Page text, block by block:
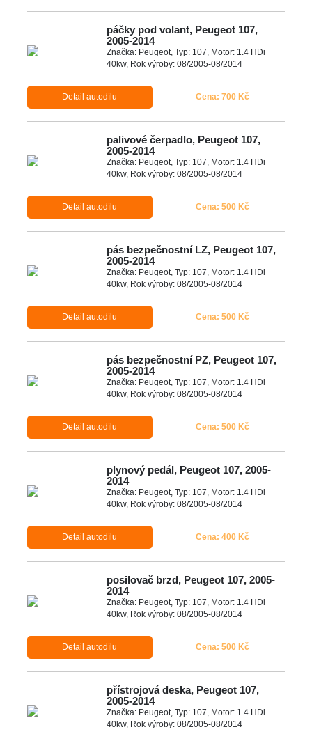
páčky pod volant, Peugeot 107,
2005-2014
Značka: Peugeot, Typ: 107, Motor: 1.4 HDi
40kw, Rok výroby: 08/2005-08/2014
Detail autodílu Cena: 700 Kč
palivové čerpadlo, Peugeot 107,
2005-2014
Značka: Peugeot, Typ: 107, Motor: 1.4 HDi
40kw, Rok výroby: 08/2005-08/2014
Detail autodílu Cena: 500 Kč
pás bezpečnostní LZ, Peugeot 107,
2005-2014
Značka: Peugeot, Typ: 107, Motor: 1.4 HDi
40kw, Rok výroby: 08/2005-08/2014
Detail autodílu Cena: 500 Kč
pás bezpečnostní PZ, Peugeot 107,
2005-2014
Značka: Peugeot, Typ: 107, Motor: 1.4 HDi
40kw, Rok výroby: 08/2005-08/2014
Detail autodílu Cena: 500 Kč
plynový pedál, Peugeot 107, 2005-
2014
Značka: Peugeot, Typ: 107, Motor: 1.4 HDi
40kw, Rok výroby: 08/2005-08/2014
Detail autodílu Cena: 400 Kč
posilovač brzd, Peugeot 107, 2005-
2014
Značka: Peugeot, Typ: 107, Motor: 1.4 HDi
40kw, Rok výroby: 08/2005-08/2014
Detail autodílu Cena: 500 Kč
přístrojová deska, Peugeot 107,
2005-2014
Značka: Peugeot, Typ: 107, Motor: 1.4 HDi
40kw, Rok výroby: 08/2005-08/2014